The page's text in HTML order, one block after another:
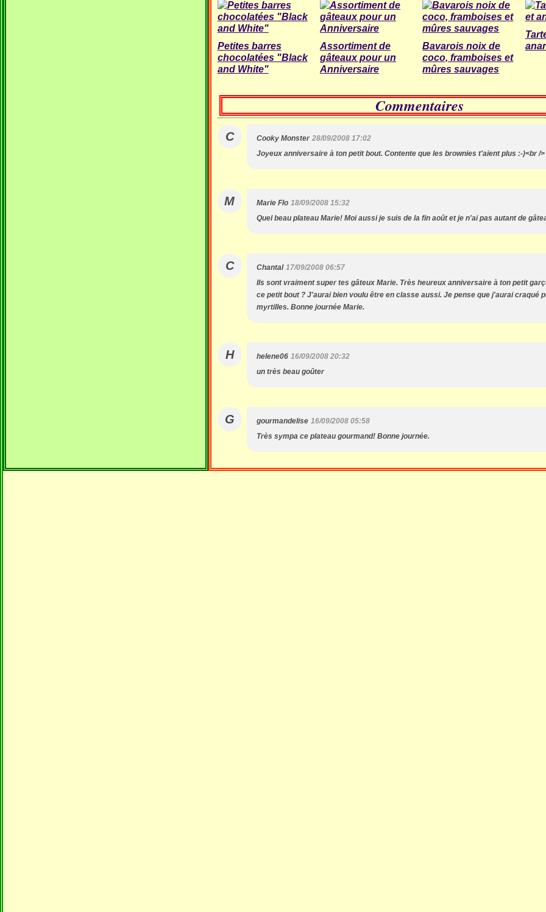
Petites barres
chocolatées "Black
and White"
Assortiment de
gâteaux pour un
Anniversaire
Bavarois noix de
coco, framboises et
mûres sauvages
Commentaires
C Cooky Monster 28/09/2008 17:02
Joyeux anniversaire à ton petit bout. Contente que les brownies t'aient plus :-)<br /
M Marie Flo 18/09/2008 15:32
Quel beau plateau Marie! Moi aussi je suis de la fin août et je n'ai pas autant de
C Chantal 17/09/2008 06:57
Ils sont vraiment super tes gâteux Marie. Très heureux anniversaire à ton petit
ce petit bout ? J'aurai bien voulu être en classe aussi. Je pense que j'aurai craqué
myrtilles. Bonne journée Marie.
H helene06 16/09/2008 20:32
un très beau goûter
G gourmandelise 16/09/2008 05:58
Très sympa ce plateau gourmand! Bonne journée.